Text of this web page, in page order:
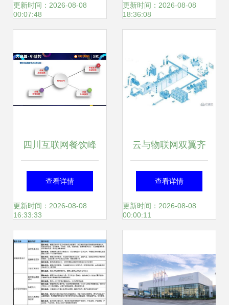
更新时间：2026-08-08
00:07:48
业新选择
更新时间：2026-08-08
18:36:08
四川互联网餐饮峰
会 餐饮实务运营中
的“避坑”指南
查看详情
更新时间：2026-08-08
16:33:33
云与物联网双翼齐
飞，赋能智能制造
系统 JITStack制造
道
查看详情
更新时间：2026-08-08
00:00:11